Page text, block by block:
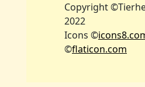
Copyright
2022
Icons ©
©flaticon.com